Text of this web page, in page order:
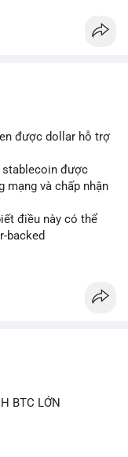
(Pudgy Penguins),
Bàn tán trên
báo NVDA và Musk
hạn vẫn tiêu
tin tức AI/NVIDA
thay đổi trong
được dollar hỗ trợ
stablecoin được
mạng và chấp nhận
điều này có thể
backed
BTC LỚN